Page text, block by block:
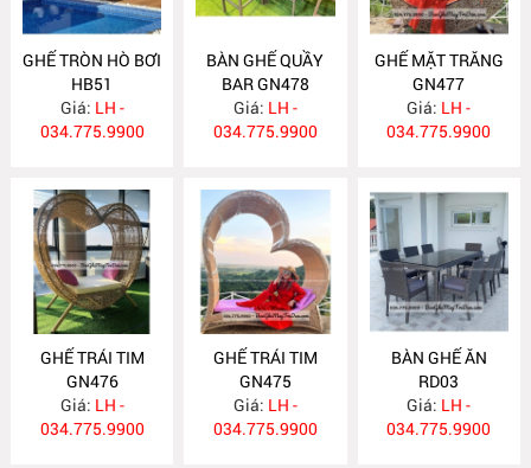
GHẾ TRÒN HÒ BƠI
HB51
Giá: LH -
034.775.9900
BÀN GHẾ QUẦY
BAR GN478
Giá: LH -
034.775.9900
GHẾ MẶT TRĂNG
GN477
Giá: LH -
034.775.9900
GHẾ TRÁI TIM
GN476
Giá: LH -
034.775.9900
GHẾ TRÁI TIM
GN475
Giá: LH -
034.775.9900
BÀN GHẾ ĂN
RD03
Giá: LH -
034.775.9900